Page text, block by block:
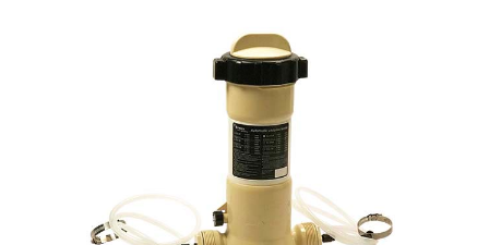
我同意 Emaux Water
Technology 使用我提交的数据的